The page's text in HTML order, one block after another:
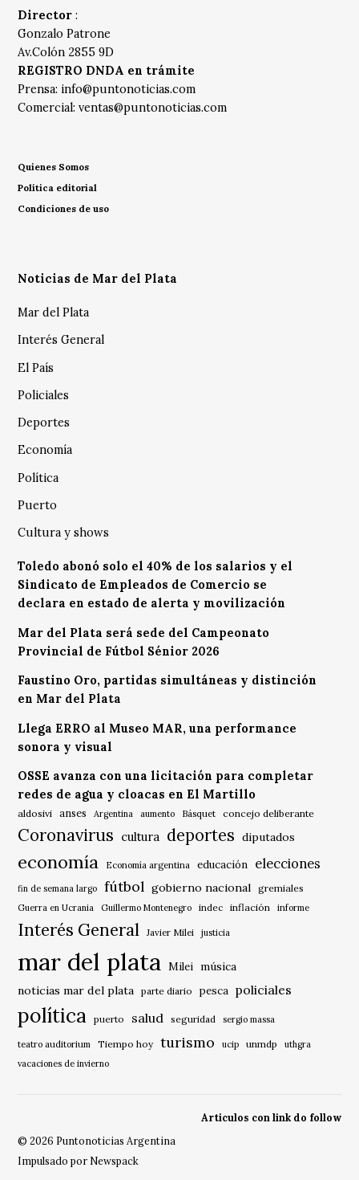
Director :
Gonzalo Patrone
Av.Colón 2855 9D
REGISTRO DNDA en trámite
Prensa: info@puntonoticias.com
Comercial:ventas@puntonoticias.com
Quienes Somos
Política editorial
Condiciones de uso
Noticias de Mar del Plata
Mar del Plata
Interés General
El País
Policiales
Deportes
Economía
Política
Puerto
Cultura y shows
Toledo abonó solo el 40% de los salarios y el
Sindicato de Empleados de Comercio se
declara en estado de alerta y movilización
Mar del Plata será sede del Campeonato
Provincial de Fútbol Sénior 2026
Faustino Oro, partidas simultáneas y distinción
en Mar del Plata
Llega ERRO al Museo MAR, una performance
sonora y visual
OSSE avanza con una licitación para completar
redes de agua y cloacas en El Martillo
aldosivi anses Argentina aumento Básquet concejo deliberante
Coronavirus cultura deportes diputados
economía Economía argentina educación elecciones
fin de semana largo fútbol gobierno nacional gremiales
Guerra en Ucrania Guillermo Montenegro indec inflación informe
Interés General Javier Milei justicia
mar del plata Milei música
noticias mar del plata
parte diario pesca policiales
política puerto salud seguridad sergio massa
teatro auditorium Tiempo hoy turismo ucip unmdp
uthgra
vacaciones de invierno
Articulos con link do follow
© 2026 Puntonoticias Argentina
Impulsado por Newspack